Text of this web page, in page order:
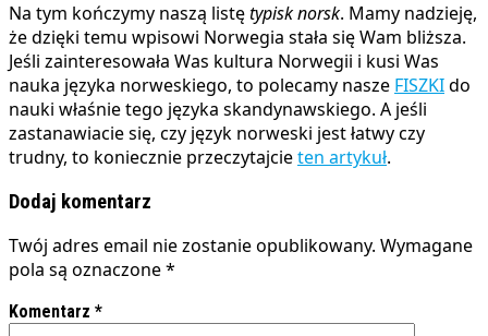
Na tym kończymy naszą listętypisk norsk. Mamy nadzieję,
że dzięki temu wpisowi Norwegia stała się Wam bliższa.
Jeśli zainteresowała Was kultura Norwegii i kusi Was
nauka języka norweskiego, to polecamy nasze FISZKIdo
nauki właśnie tego języka skandynawskiego. A jeśli
zastanawiacie się, czy język norweski jest łatwy czy
trudny, to koniecznie przeczytajcieten artykuł.
Dodaj komentarz
Twój adres email nie zostanie opublikowany. Wymagane
pola są oznaczone*
Komentarz *